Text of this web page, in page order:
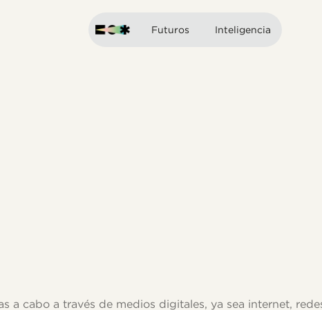
Futuros Inteligencia
a cabo a través de medios digitales, ya sea internet,